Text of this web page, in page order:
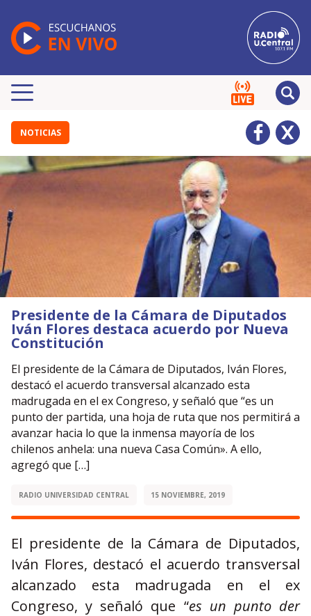
NOTICIAS
Presidente de la Cámara de Diputados
Iván Flores destaca acuerdo por Nueva
Constitución
El presidente de la Cámara de Diputados, Iván Flores,
destacó el acuerdo transversal alcanzado esta
madrugada en el ex Congreso, y señaló que “es un
punto der partida, una hoja de ruta que nos permitirá a
avanzar hacia lo que la inmensa mayoría de los
chilenos anhela: una nueva Casa Común». A ello,
agregó que […]
RADIO UNIVERSIDAD CENTRAL 15 NOVIEMBRE, 2019
El presidente de la Cámara de Diputados,
Iván Flores, destacó el acuerdo transversal
alcanzado esta madrugada en el ex
Congreso, y señaló que “es un punto der